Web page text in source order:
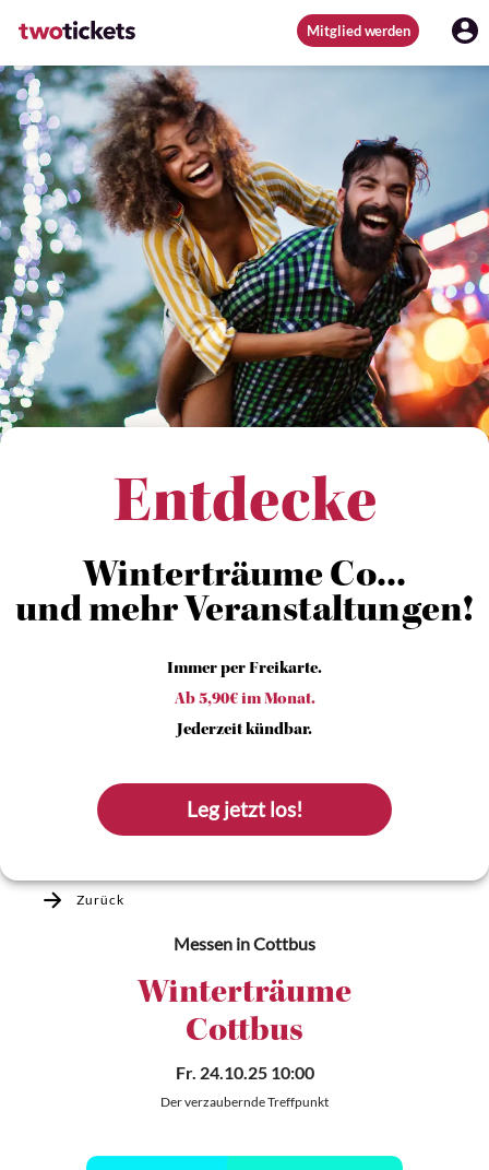
Mitglied werden
Entdecke
Winterträume Co...
und mehr Veranstaltungen!
Immer per Freikarte.
Ab 5,90€ im Monat.
Jederzeit kündbar.
Leg jetzt los!
Zurück
Messen in Cottbus
Winterträume
Cottbus
Fr. 24.10.25 10:00
Der verzaubernde Treffpunkt